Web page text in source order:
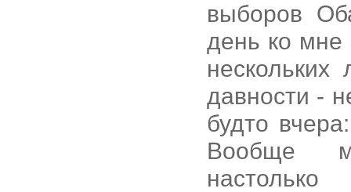
выборов
день ко
нескольких
давности -
будто
Вообще